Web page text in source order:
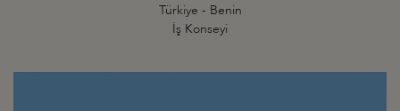
Türkiye - Benin
İş Konseyi